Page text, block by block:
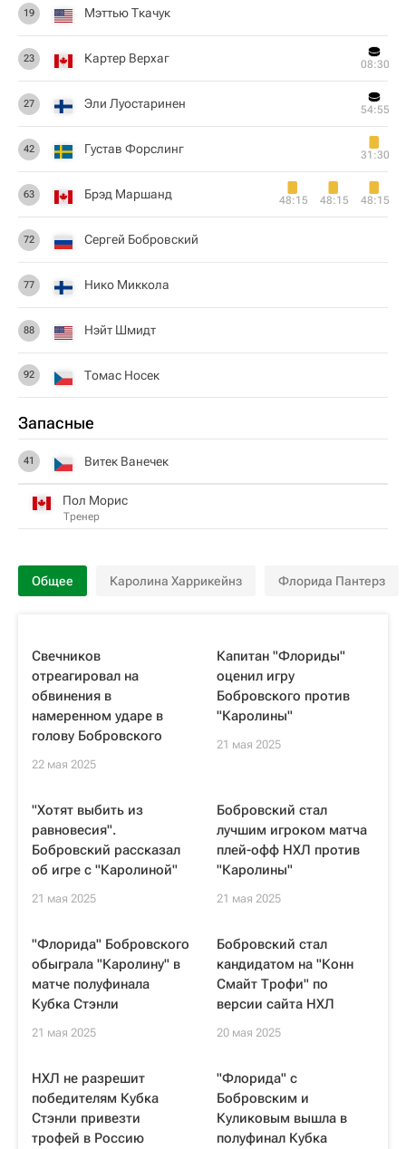
19 Мэттью Ткачук
23 Картер Верхаг 08:30
27 Эли Луостаринен 54:55
42 Густав Форслинг 31:30
63 Брэд Маршанд 48:15 48:15 48:15
72 Сергей Бобровский
77 Нико Миккола
88 Нэйт Шмидт
92 Томас Носек
Запасные
41 Витек Ванечек
Пол Морис
Тренер
Общее Каролина Харрикейнз Флорида Пантерз
Свечников
отреагировал на
обвинения в
намеренном ударе в
голову Бобровского
22 мая 2025
Капитан "Флориды"
оценил игру
Бобровского против
"Каролины"
21 мая 2025
"Хотят выбить из
равновесия".
Бобровский рассказал
об игре с "Каролиной"
21 мая 2025
Бобровский стал
лучшим игроком матча
плей-офф НХЛ против
"Каролины"
21 мая 2025
"Флорида" Бобровского
обыграла "Каролину" в
матче полуфинала
Кубка Стэнли
21 мая 2025
Бобровский стал
кандидатом на "Конн
Смайт Трофи" по
версии сайта НХЛ
20 мая 2025
НХЛ не разрешит
победителям Кубка
Стэнли привезти
трофей в Россию
"Флорида" с
Бобровским и
Куликовым вышла в
полуфинал Кубка